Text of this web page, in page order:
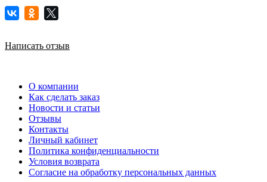
Написать отзыв
О компании
Как сделать заказ
Новости и статьи
Отзывы
Контакты
Личный кабинет
Политика конфиденциальности
Условия возврата
Согласие на обработку персональных данных